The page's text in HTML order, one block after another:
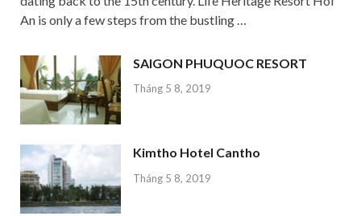
An is only a few steps from the bustling …
SAIGON PHUQUOC RESORT
Tháng 5 8, 2019
Kimtho Hotel Cantho
Tháng 5 8, 2019